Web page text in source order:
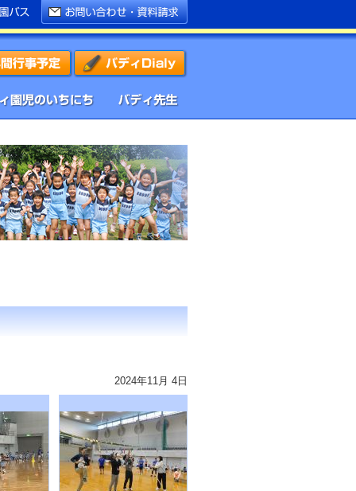
2024年11月 4日